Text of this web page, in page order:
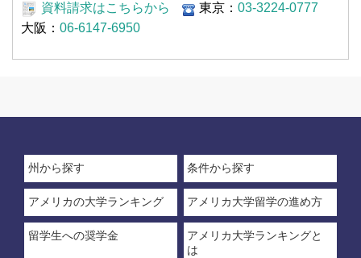
資料請求はこちらから 東京： 03-3224-0777
大阪： 06-6147-6950
州から探す 条件から探す
アメリカの大学ランキング アメリカ大学留学の進め方
留学生への奨学金
アメリカ大学ランキングと
は